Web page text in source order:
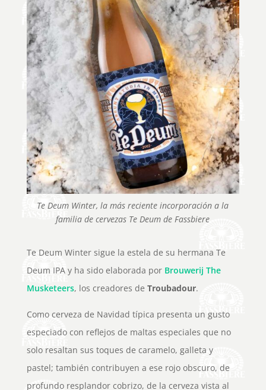
Te Deum Winter, la más reciente incorporación a la
familia de cervezas Te Deum de Fassbiere
Te Deum Winter sigue la estela de su hermana Te
Deum IPA y ha sido elaborada por Brouwerij The
Musketeers, los creadores de Troubadour.
Como cerveza de Navidad típica presenta un gusto
especiado con reflejos de maltas especiales que no
solo resaltan sus toques de caramelo, galleta y
pastel; también contribuyen a ese rojo obscuro, de
profundo resplandor cobrizo, de la cerveza vista al